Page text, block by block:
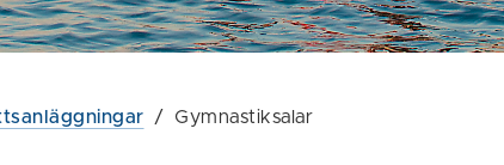
/ Gymnastiksalar